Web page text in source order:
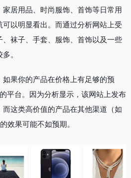
居用品、时尚服饰、首饰等日常用
以明显看出。而通过分析网站上受
袜子、手套、服饰、首饰以及一些
。
果你的产品在价格上有足够的预
平台。因为分析显示，该网站上发布
这类高价值的产品在其他渠道（如
效果可能不如预期。